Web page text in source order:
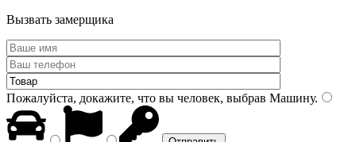
Вызвать замерщика
Пожалуйста, докажите, что вы человек, выбрав Машину.